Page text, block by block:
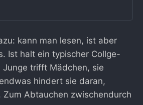
kann man lesen, ist aber
Ist halt ein typischer Collge-
Junge trifft Mädchen, sie
hindert sie daran,
Zum Abtauchen zwischendurch